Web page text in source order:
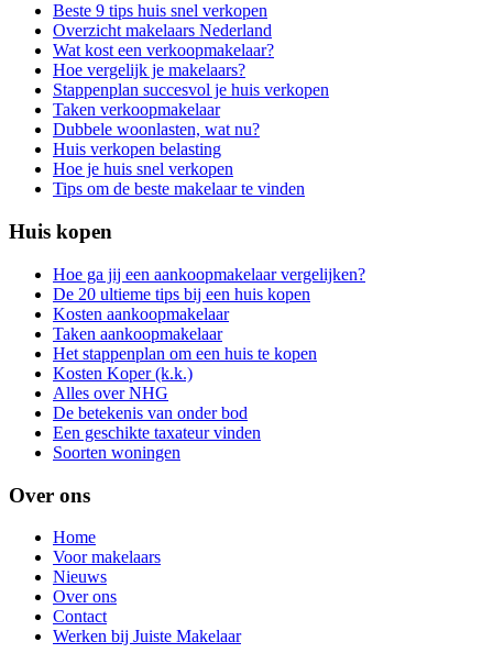
Beste 9 tips huis snel verkopen
Overzicht makelaars Nederland
Wat kost een verkoopmakelaar?
Hoe vergelijk je makelaars?
Stappenplan succesvol je huis verkopen
Taken verkoopmakelaar
Dubbele woonlasten, wat nu?
Huis verkopen belasting
Hoe je huis snel verkopen
Tips om de beste makelaar te vinden
Huis kopen
Hoe ga jij een aankoopmakelaar vergelijken?
De 20 ultieme tips bij een huis kopen
Kosten aankoopmakelaar
Taken aankoopmakelaar
Het stappenplan om een huis te kopen
Kosten Koper (k.k.)
Alles over NHG
De betekenis van onder bod
Een geschikte taxateur vinden
Soorten woningen
Over ons
Home
Voor makelaars
Nieuws
Over ons
Contact
Werken bij Juiste Makelaar